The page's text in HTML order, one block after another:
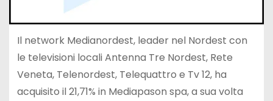
Il network Medianordest, leader nel Nordest con
le televisioni locali Antenna Tre Nordest, Rete
Veneta, Telenordest, Telequattro e Tv 12, ha
acquisito il 21,71% in Mediapason spa, a sua volta